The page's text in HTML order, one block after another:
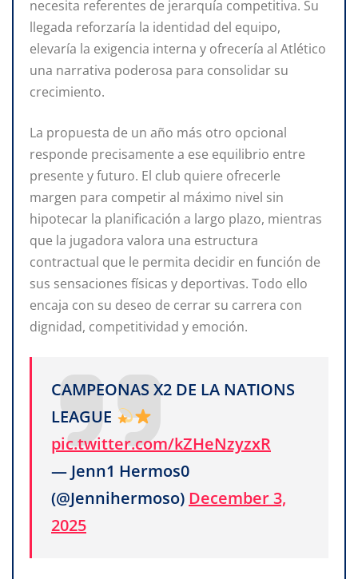
necesita referentes de jerarquía competitiva. Su
llegada reforzaría la identidad del equipo,
elevaría la exigencia interna y ofrecería al Atlético
una narrativa poderosa para consolidar su
crecimiento.
La propuesta de un año más otro opcional
responde precisamente a ese equilibrio entre
presente y futuro. El club quiere ofrecerle
margen para competir al máximo nivel sin
hipotecar la planificación a largo plazo, mientras
que la jugadora valora una estructura
contractual que le permita decidir en función de
sus sensaciones físicas y deportivas. Todo ello
encaja con su deseo de cerrar su carrera con
dignidad, competitividad y emoción.
CAMPEONAS X2 DE LA NATIONS
LEAGUE
pic.twitter.com/kZHeNzyzxR
— Jenn1 Hermos0
(@Jennihermoso) December 3,
2025